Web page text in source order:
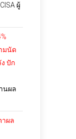
ผู้
มนัด
ปัก
นผล
าผล